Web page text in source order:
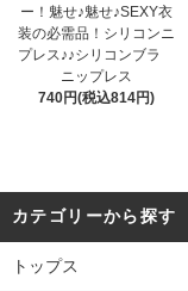
ー！魅せ♪魅せ♪SEXY衣
装の必需品！シリコンニ
プレス♪♪シリコンブラ
ニップレス
740円(税込814円)
カテゴリーから探す
トップス